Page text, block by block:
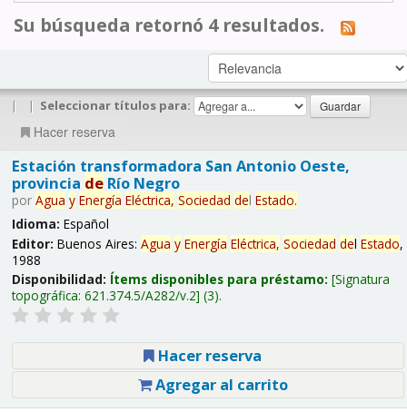
Su búsqueda retornó 4 resultados.
| | Seleccionar títulos para:
Hacer reserva
Estación transformadora San Antonio Oeste,
provincia deRío Negro
por Agua y Energía Eléctrica, Sociedad del Estado.
Idioma: Español
Editor: Buenos Aires: Agua y Energía Eléctrica, Sociedad del Estado,
1988
Disponibilidad: Ítems disponibles para préstamo: Signatura
topográfica: 621.374.5/A282/v.2 (3).
Hacer reserva
Agregar al carrito